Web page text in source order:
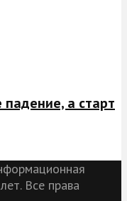
падение, а старт
Все права